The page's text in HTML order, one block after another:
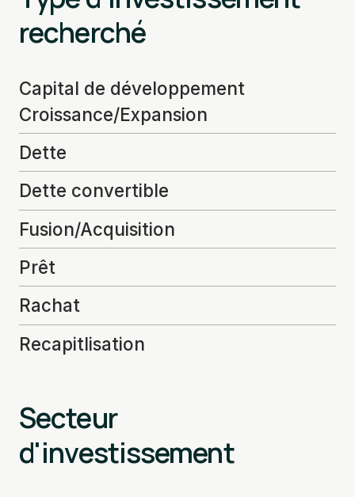
recherché
Capital de développement
Croissance/Expansion
Dette
Dette convertible
Fusion/Acquisition
Prêt
Rachat
Recapitlisation
Secteur
d'investissement